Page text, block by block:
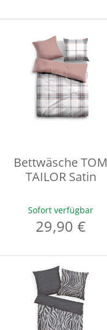
Bettwäsche TOM
TAILOR Satin
Sofort verfügbar
29,90 €